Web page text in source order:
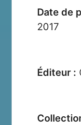
Date de
2017
Éditeur :